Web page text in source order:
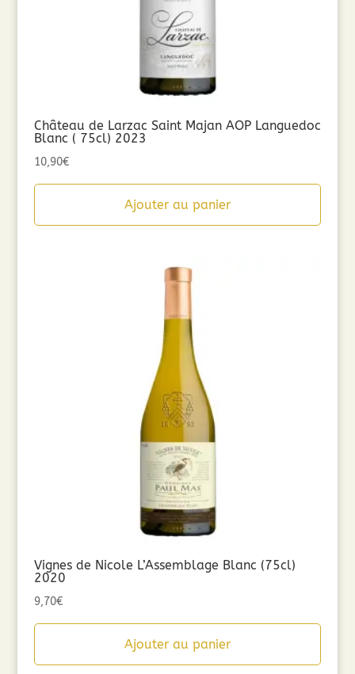
Château de Larzac Saint Majan AOP Languedoc
Blanc ( 75cl) 2023
10,90€
Ajouter au panier
Vignes de Nicole L’Assemblage Blanc (75cl)
2020
9,70€
Ajouter au panier